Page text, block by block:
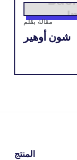
مقالة بقلم
شون أوهير
المنتج